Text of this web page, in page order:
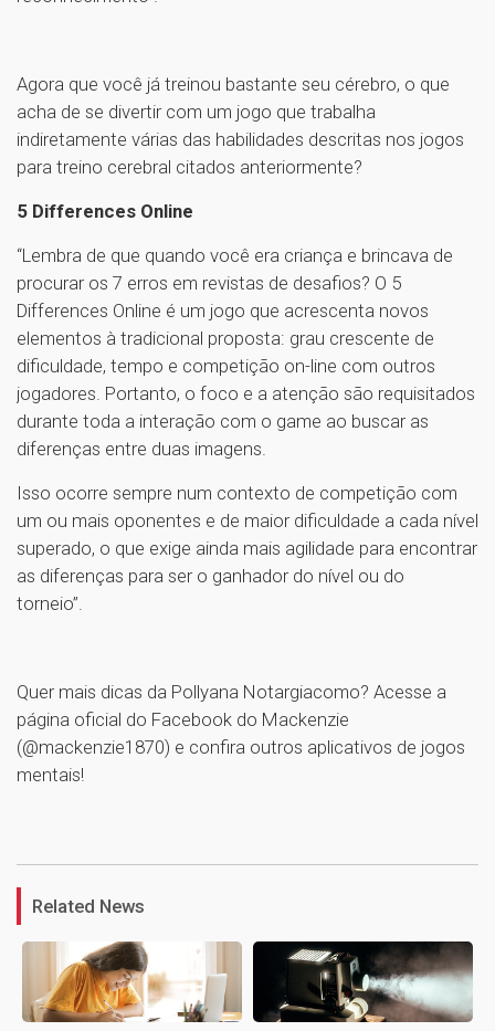
Agora que você já treinou bastante seu cérebro, o que
acha de se divertir com um jogo que trabalha
indiretamente várias das habilidades descritas nos jogos
para treino cerebral citados anteriormente?
5 Differences Online
“Lembra de que quando você era criança e brincava de
procurar os 7 erros em revistas de desafios? O 5
Differences Online é um jogo que acrescenta novos
elementos à tradicional proposta: grau crescente de
dificuldade, tempo e competição on-line com outros
jogadores. Portanto, o foco e a atenção são requisitados
durante toda a interação com o game ao buscar as
diferenças entre duas imagens.
Isso ocorre sempre num contexto de competição com
um ou mais oponentes e de maior dificuldade a cada nível
superado, o que exige ainda mais agilidade para encontrar
as diferenças para ser o ganhador do nível ou do
torneio”.
Quer mais dicas da Pollyana Notargiacomo? Acesse a
página oficial do Facebook do Mackenzie
(@mackenzie1870) e confira outros aplicativos de jogos
mentais!
Related News